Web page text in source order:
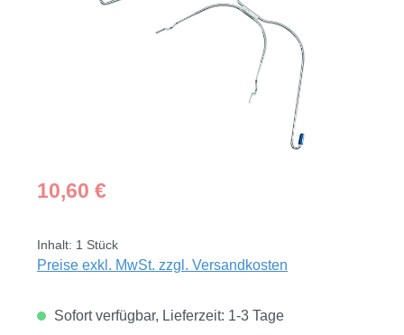
Regulärer Preis:
10,60 €
Inhalt: 1 Stück
Preise exkl. MwSt. zzgl. Versandkosten
Sofort verfügbar, Lieferzeit: 1-3 Tage